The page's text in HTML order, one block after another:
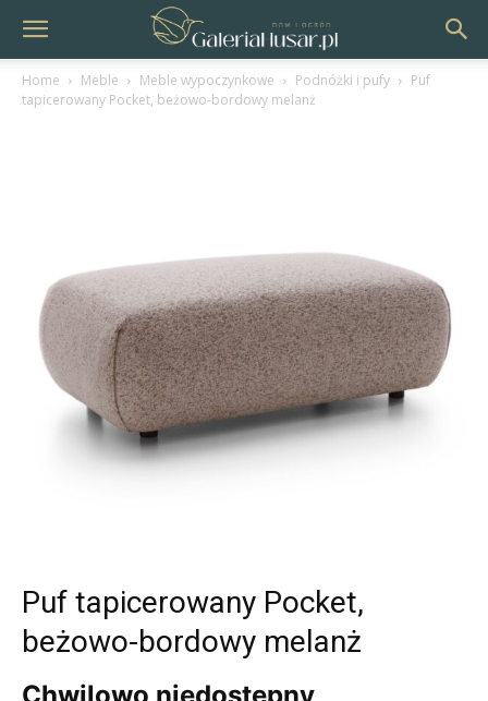
Home Meble Meble wypoczynkowe Podnóżki i pufy
Puf
tapicerowany Pocket, beżowo-bordowy melanż
Puf tapicerowany Pocket,
beżowo-bordowy melanż
Chwilowo niedostępny